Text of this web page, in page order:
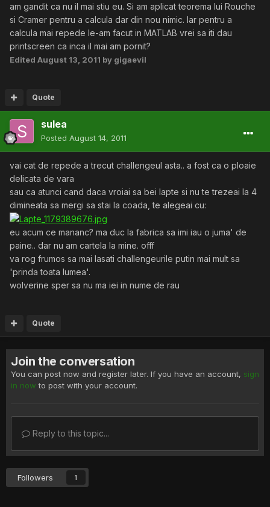
am gandit ca nu il mai stiu eu. Si am aplicat teorema lui Rouche
si Cramer pentru a calcula dar din nou nimic. Iar pentru a
calcula mai repede le-am facut in MATLAB vrei sa iti dau
printscreen ca inca il mai am pornit?
Edited August 13, 2011 by gigaevil
Quote
sulea
Posted August 14, 2011
vai cat de repede a trecut challengeul asta.. a fost ca o ploaie
delicata de vara
sau ca atunci cand daca vroiai sa bei lapte si nu te trezeai la 4
dimineata sa mergi sa stai la coada, te alegeai cu:
eu acum ce mananc? ma duc la fabrica sa imi iau o juma' de
paine.. dar nu am cartela la mine. offf
va rog frumos sa mai lasati challengeurile putin mai mult sa
'prinda toata lumea'.
wolverine sper sa nu ma iei in nume de rau
Quote
Join the conversation
You can post now and register later. If you have an account, sign
in now to post with your account.
Reply to this topic...
Followers 1